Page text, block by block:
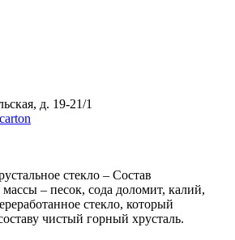
д. 19-21/1
стекло – Состав
массы – песок, сода доломит, калий,
стекло, который
чистый горный хрусталь.